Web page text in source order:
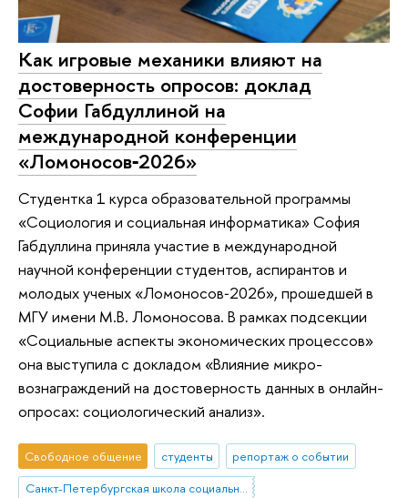
Как игровые механики влияют на
достоверность опросов: доклад
Софии Габдуллиной на
международной конференции
«Ломоносов‑2026»
Студентка 1 курса образовательной программы
«Социология и социальная информатика» София
Габдуллина приняла участие в международной
научной конференции студентов, аспирантов и
молодых ученых «Ломоносов‑2026», прошедшей в
МГУ имени М.В. Ломоносова. В рамках подсекции
«Социальные аспекты экономических процессов»
она выступила с докладом «Влияние микро-
вознаграждений на достоверность данных в онлайн-
опросах: социологический анализ».
Свободное общение студенты
репортаж о событии
Санкт-Петербургская школа социальных наук